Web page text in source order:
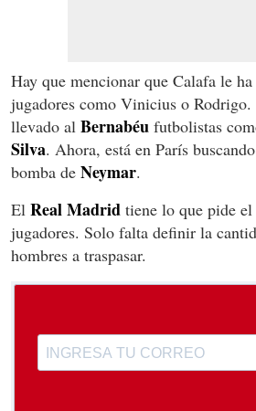
Hay que mencionar que Calafa le
jugadores como Vinicius o
llevado al Bernabéu futbolistas
Silva. Ahora, está en París
bomba de Neymar.
El Real Madrid tiene lo que pide el
jugadores. Solo falta definir la
hombres a traspasar.